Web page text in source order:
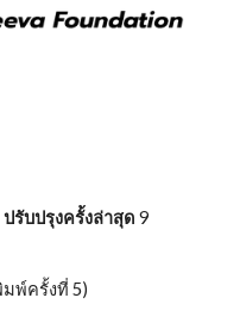
ปรับปรุงครั้งล่าสุด 9
พ์ครั้งที่ 5)